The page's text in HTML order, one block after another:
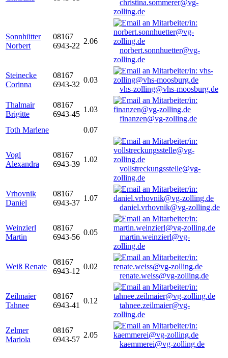
christina.sommerer@vg-
zolling.de
Sonnhütter
Norbert
08167
6943-22
2.06
norbert.sonnhuetter@vg-
zolling.de
Steinecke
Corinna
08167
6943-32
0.03
vhs-zolling@vhs-moosburg.de
Thalmair
Brigitte
08167
6943-45
1.03
finanzen@vg-zolling.de
Toth Marlene
0.07
Vogl
Alexandra
08167
6943-39
1.02
vollstreckungsstelle@vg-
zolling.de
Vrhovnik
Daniel
08167
6943-37
1.07
daniel.vrhovnik@vg-zolling.de
Weinzierl
Martin
08167
6943-56
0.05
martin.weinzierl@vg-
zolling.de
Weiß Renate
08167
6943-12
0.02
renate.weiss@vg-zolling.de
Zeilmaier
Tahnee
08167
6943-41
0.12
tahnee.zeilmaier@vg-
zolling.de
Zelmer
Mariola
08167
6943-57
2.05
kaemmerei@vg-zolling.de